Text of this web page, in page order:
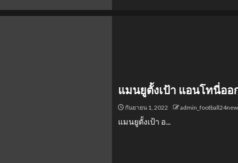
แมนยูตั้งเป้า แอนโทนี่อ
กันยายน 1, 2022
แมนยูตั้งเป้า อ...